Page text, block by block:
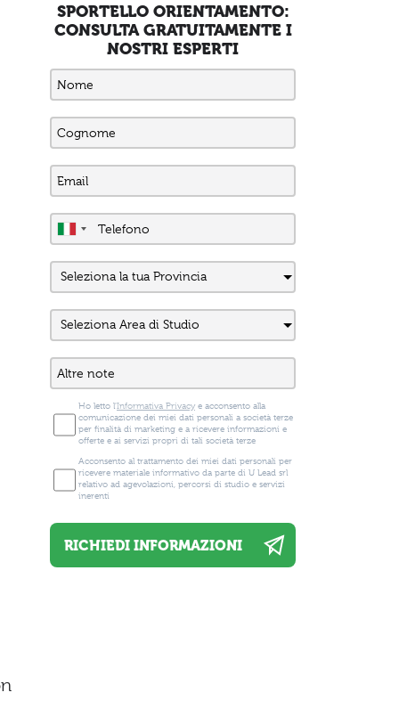
SPORTELLO ORIENTAMENTO:
CONSULTA GRATUITAMENTE I
NOSTRI ESPERTI
Ho letto l'Informativa Privacye acconsento alla
comunicazione dei miei dati personali a società terze
per finalità di marketing e a ricevere informazioni e
offerte e ai servizi propri di tali società terze
Acconsento al trattamento dei miei dati personali per
ricevere materiale informativo da parte di U Lead srl
relativo ad agevolazioni, percorsi di studio e servizi
inerenti